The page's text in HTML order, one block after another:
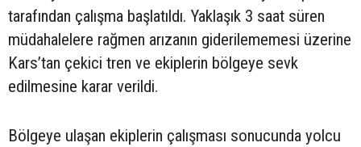
tarafından çalışma başlatıldı. Yaklaşık 3 saat süren
müdahalelere rağmen arızanın giderilememesi üzerine
Kars’tan çekici tren ve ekiplerin bölgeye sevk
edilmesine karar verildi.
Bölgeye ulaşan ekiplerin çalışması sonucunda yolcu